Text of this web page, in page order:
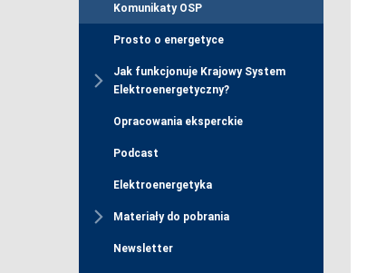
Komunikaty OSP
Prosto o energetyce
Jak funkcjonuje Krajowy System
Elektroenergetyczny?
Opracowania eksperckie
Podcast
Elektroenergetyka
Materiały do pobrania
Newsletter